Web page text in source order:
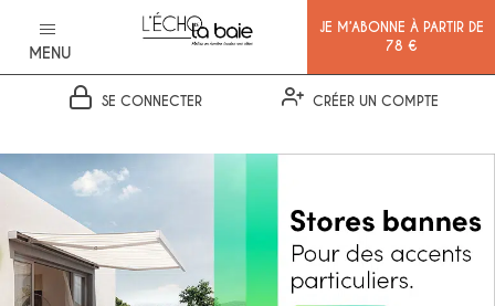
MENU
JE M’ABONNE À PARTIR DE
78 €
SE CONNECTER CRÉER UN COMPTE